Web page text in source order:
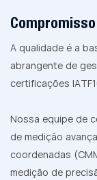
A qualidade é a
abrangente de
certificações
Nossa equipe de
de medição
coordenadas
medição de